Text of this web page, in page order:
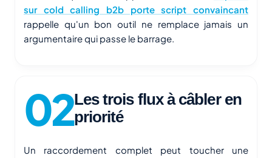
sur cold calling b2b porte script convaincant
rappelle qu'un bon outil ne remplace jamais un
argumentaire qui passe le barrage.
Les trois flux à câbler en
priorité
Un raccordement complet peut toucher une